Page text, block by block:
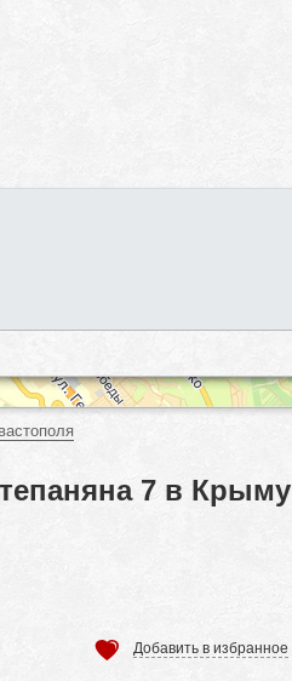
7 в Крыму
Добавить в избранное